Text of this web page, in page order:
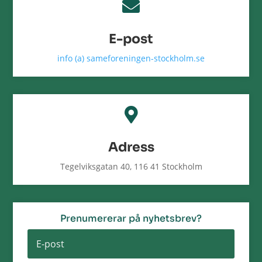

E-post
info (a) sameforeningen-stockholm.se

Adress
Tegelviksgatan 40, 116 41 Stockholm
Prenumererar på nyhetsbrev?